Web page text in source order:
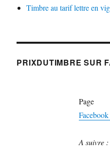
Timbre au tarif lettre en
PRIXDUTIMBRE SUR
Page
A suivre